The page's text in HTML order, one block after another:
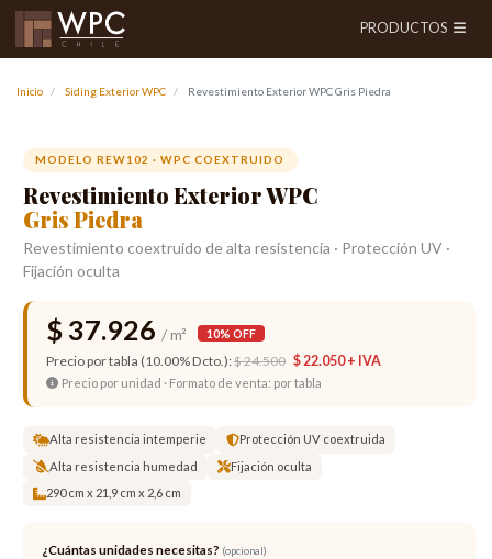
PRODUCTOS
Inicio Siding Exterior WPC Revestimiento Exterior WPC Gris Piedra
MODELO REW102 · WPC COEXTRUIDO
Revestimiento Exterior WPC
Gris Piedra
Revestimiento coextruido de alta resistencia · Protección UV ·
Fijación oculta
$ 37.926 / m² 10% OFF
Precio por tabla (10.00% Dcto.):$ 24.500 $ 22.050 + IVA
Precio por unidad · Formato de venta: por tabla
Alta resistencia intemperie
Protección UV coextruida
Alta resistencia humedad
Fijación oculta
290 cm x 21,9 cm x 2,6 cm
¿Cuántas unidades necesitas? (opcional)